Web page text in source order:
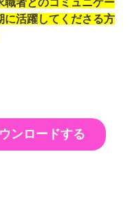
職者とのコミュニケー
に活躍してくださる方
ンロードする